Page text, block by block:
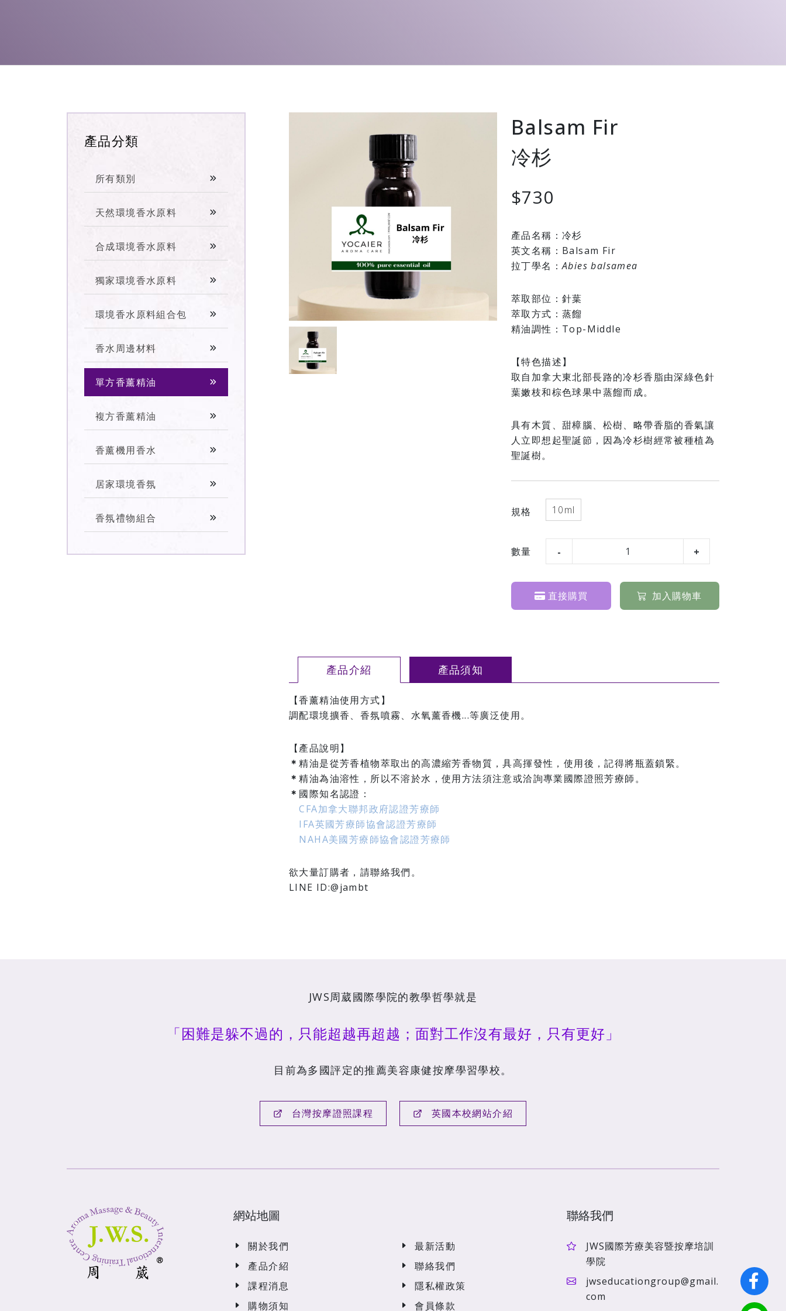
產品分類
所有類別
天然環境香水原料
合成環境香水原料
獨家環境香水原料
環境香水原料組合包
香水周邊材料
單方香薰精油
複方香薰精油
香薰機用香水
居家環境香氛
香氛禮物組合
Balsam Fir
冷杉
$730
產品名稱：冷杉
英文名稱：Balsam Fir
拉丁學名：Abies balsamea
萃取部位：針葉
萃取方式：蒸餾
精油調性：Top-Middle
【特色描述】
取自加拿大東北部長路的冷杉香脂由深綠色針
葉嫩枝和棕色球果中蒸餾而成。
具有木質、甜樟腦、松樹、略帶香脂的香氣讓
人立即想起聖誕節，因為冷杉樹經常被種植為
聖誕樹。
規格 10ml
數量
直接購買 加入購物車
產品介紹 產品須知
【香薰精油使用方式】
調配環境擴香、香氛噴霧、水氧薰香機...等廣泛使用。
【產品說明】
＊精油是從芳香植物萃取出的高濃縮芳香物質，具高揮發性，使用後，記得將瓶蓋鎖緊。
＊精油為油溶性，所以不溶於水，使用方法須注意或洽詢專業國際證照芳療師。
＊ 國際知名認證：
CFA加拿大聯邦政府認證芳療師
IFA英國芳療師協會認證芳療師
NAHA美國芳療師協會認證芳療師
欲大量訂購者，請聯絡我們。
LINE ID:@jambt
JWS周葳國際學院的教學哲學就是
「困難是躲不過的，只能超越再超越；面對工作沒有最好，只有更好」
目前為多國評定的推薦美容康健按摩學習學校。
台灣按摩證照課程 英國本校網站介紹
網站地圖
關於我們
產品介紹
課程消息
購物須知
最新活動
聯絡我們
隱私權政策
會員條款
聯絡我們
JWS國際芳療美容暨按摩培訓
學院
jwseducationgroup@gmail.
com